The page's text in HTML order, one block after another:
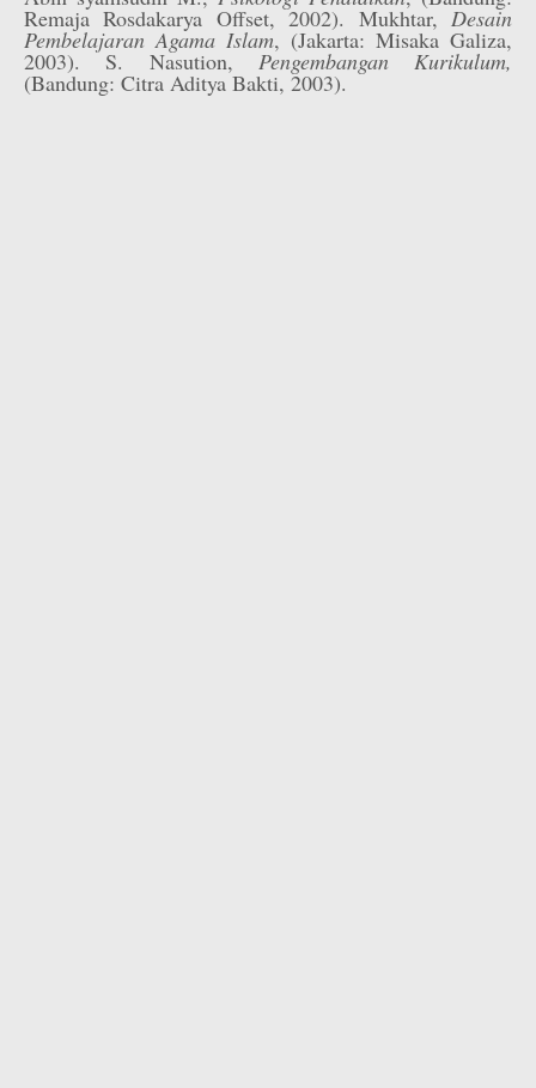
Remaja Rosdakarya Offset, 2002). Mukhtar, Desain
Pembelajaran Agama Islam, (Jakarta: Misaka Galiza,
2003). S. Nasution, Pengembangan Kurikulum,
(Bandung: Citra Aditya Bakti, 2003).